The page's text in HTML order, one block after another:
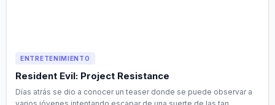
ENTRETENIMIENTO
Resident Evil: Project Resistance
Días atrás se dio a conocer un teaser donde se puede observar a